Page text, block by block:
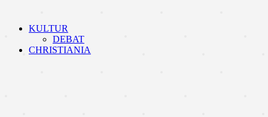
KULTUR
DEBAT
CHRISTIANIA